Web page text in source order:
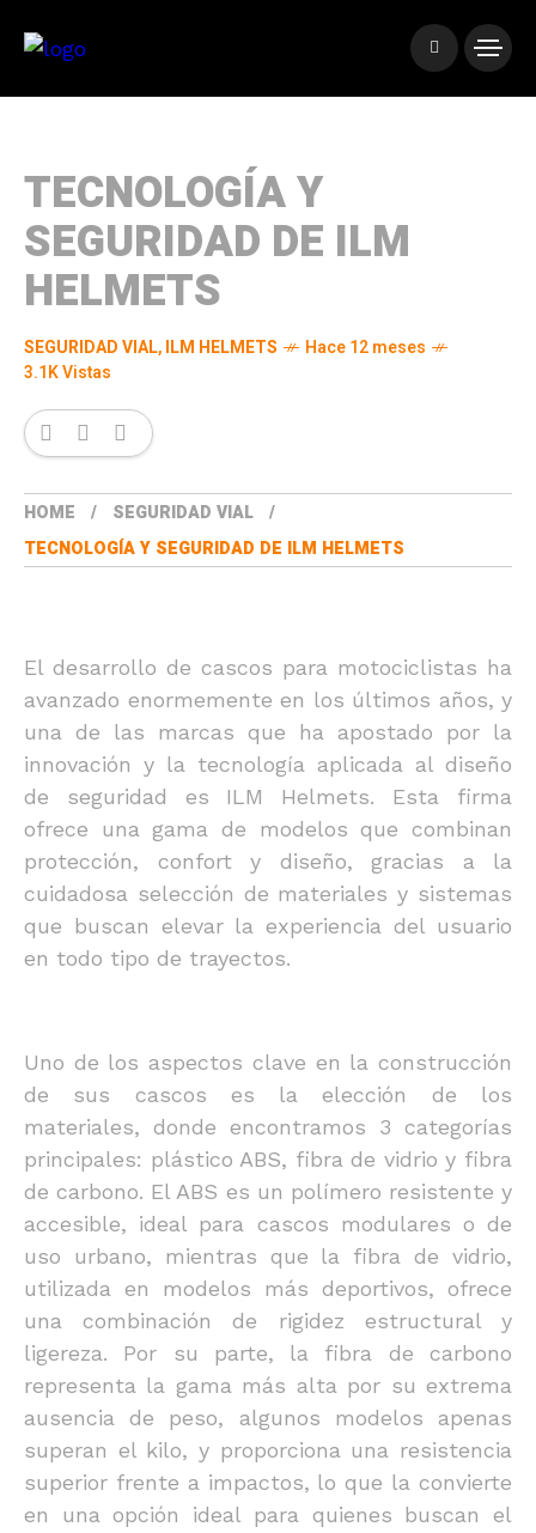
TECNOLOGÍA Y
SEGURIDAD DE ILM
HELMETS
SEGURIDAD VIAL,ILM HELMETS
Hace 12 meses
3.1K Vistas
HOME
SEGURIDAD VIAL
TECNOLOGÍA Y SEGURIDAD DE ILM HELMETS
El desarrollo de cascos para motociclistas ha
avanzado enormemente en los últimos años, y
una de las marcas que ha apostado por la
innovación y la tecnología aplicada al diseño
de seguridad es ILM Helmets. Esta firma
ofrece una gama de modelos que combinan
protección, confort y diseño, gracias a la
cuidadosa selección de materiales y sistemas
que buscan elevar la experiencia del usuario
en todo tipo de trayectos.
Uno de los aspectos clave en la construcción
de sus cascos es la elección de los
materiales, donde encontramos 3 categorías
principales: plástico ABS, fibra de vidrio y fibra
de carbono. El ABS es un polímero resistente y
accesible, ideal para cascos modulares o de
uso urbano, mientras que la fibra de vidrio,
utilizada en modelos más deportivos, ofrece
una combinación de rigidez estructural y
ligereza. Por su parte, la fibra de carbono
representa la gama más alta por su extrema
ausencia de peso, algunos modelos apenas
superan el kilo, y proporciona una resistencia
superior frente a impactos, lo que la convierte
en una opción ideal para quienes buscan el